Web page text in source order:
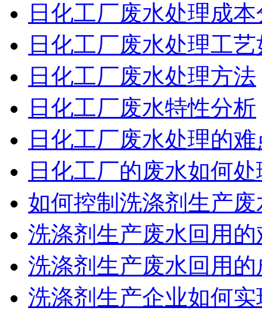
日化工厂废水处理成
日化工厂废水处理工
日化工厂废水处理方法
日化工厂废水特性分析
日化工厂废水处理的
日化工厂的废水如何
如何控制洗涤剂生产
洗涤剂生产废水回用
洗涤剂生产废水回用
洗涤剂生产企业如何